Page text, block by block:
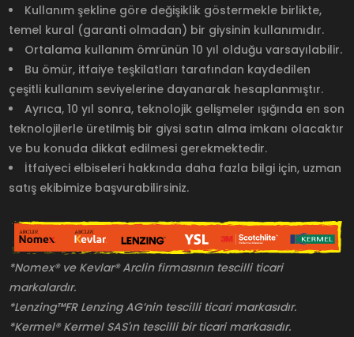
Kullanım şekline göre değişiklik göstermekle birlikte,
temel kural (garanti olmadan) bir giysinin kullanımıdır.
Ortalama kullanım ömrünün 10 yıl olduğu varsayılabilir.
Bu ömür, itfaiye teşkilatları tarafından kaydedilen
çeşitli kullanım seviyelerine dayanarak hesaplanmıştır.
Ayrıca, 10 yıl sonra, teknolojik gelişmeler ışığında en son
teknolojilerle üretilmiş bir giysi satın alma imkanı olacaktır
ve bu konuda dikkat edilmesi gerekmektedir.
İtfaiyeci elbiseleri hakkında daha fazla bilgi için, uzman
satış ekibimize başvurabilirsiniz.
*Nomex® ve Kevlar® Arclin firmasının tescilli ticari
markalardır.
*Lenzing™FR Lenzing AG’nin tescilli ticari markasıdır.
*Kermel® Kermel SAS'ın tescilli bir ticari markasıdır.